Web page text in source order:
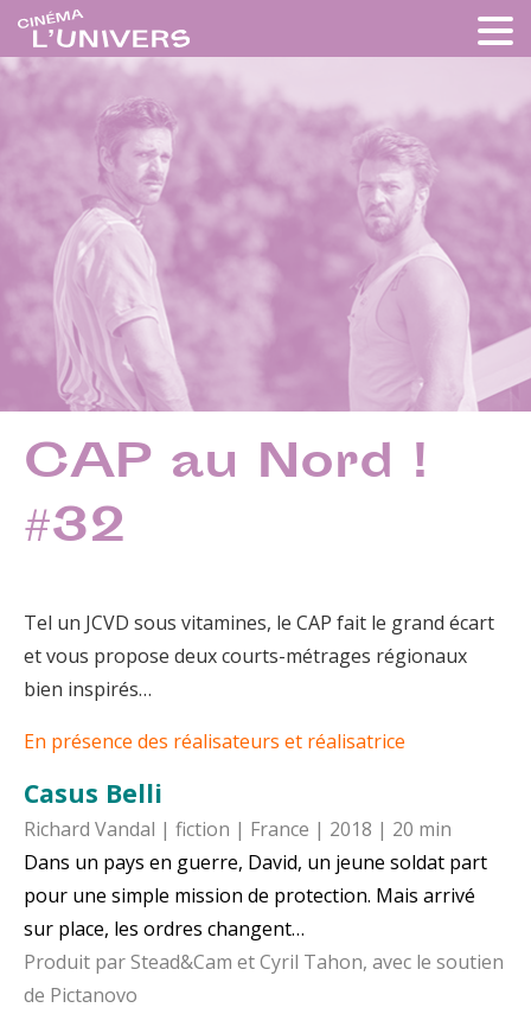
CAP au Nord !
#32
Tel un JCVD sous vitamines, le CAP fait le grand écart
et vous propose deux courts-métrages régionaux
bien inspirés…
En présence des réalisateurs et réalisatrice
Casus Belli
Richard Vandal | fiction | France | 2018 | 20 min
Dans un pays en guerre, David, un jeune soldat part
pour une simple mission de protection. Mais arrivé
sur place, les ordres changent…
Produit par Stead&Cam et Cyril Tahon, avec le soutien
de Pictanovo